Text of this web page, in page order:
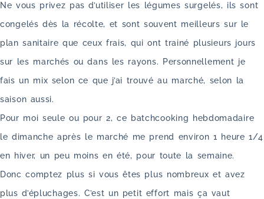
Ne vous privez pas d’utiliser les légumes surgelés, ils sont
congelés dès la récolte, et sont souvent meilleurs sur le
plan sanitaire que ceux frais, qui ont trainé plusieurs jours
sur les marchés ou dans les rayons. Personnellement je
fais un mix selon ce que j’ai trouvé au marché, selon la
saison aussi.
Pour moi seule ou pour 2, ce batchcooking hebdomadaire
le dimanche après le marché me prend environ 1 heure 1/4
en hiver, un peu moins en été, pour toute la semaine.
Donc comptez plus si vous êtes plus nombreux et avez
plus d’épluchages. C’est un petit effort mais ça vaut